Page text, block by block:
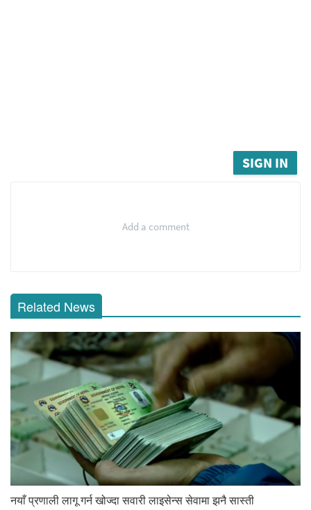
SIGN IN
Add a comment
Related News
नयाँ प्रणाली लागू गर्न खोज्दा सवारी लाइसेन्स सेवामा झनै सास्ती